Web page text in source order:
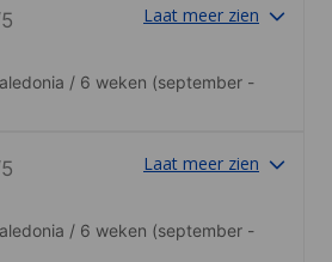
Laat meer zien
/ 6 weken (september -
Laat meer zien
/ 6 weken (september -